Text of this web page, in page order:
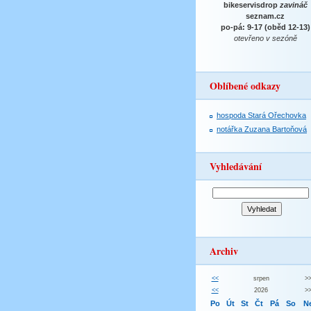
bikeservisdrop zavináč
seznam.cz
po-pá: 9-17 (oběd 12-13)
otevřeno v sezóně
Oblíbené odkazy
hospoda Stará Ořechovka
notářka Zuzana Bartoňová
Vyhledávání
Archiv
<< srpen
>>
<<
2026 >>
Po Út St Čt Pá So